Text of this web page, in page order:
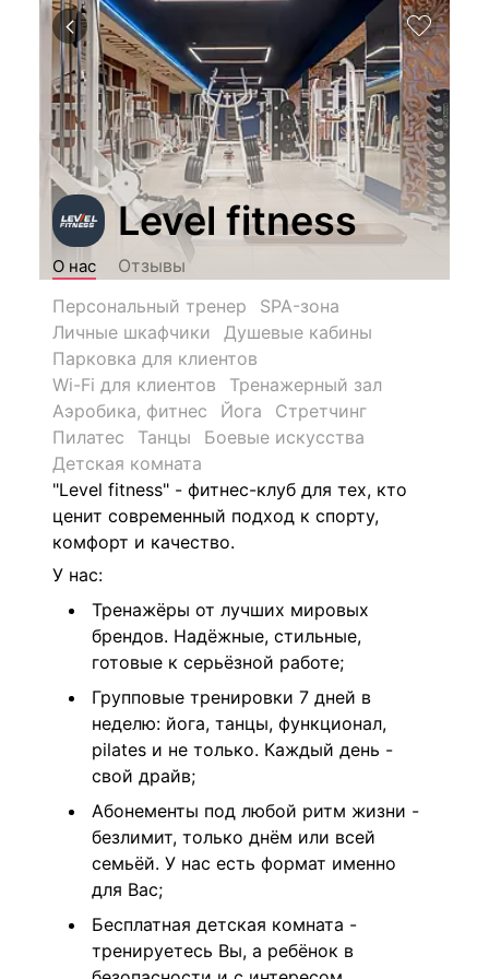
Level fitness
О нас
Отзывы
Персональный тренер
SPA-зона
Личные шкафчики
Душевые кабины
Парковка для клиентов
Wi-Fi для клиентов
Тренажерный зал
Аэробика, фитнес
Йога
Стретчинг
Пилатес
Танцы
Боевые искусства
Детская комната
"Level fitness" - фитнес-клуб для тех, кто
ценит современный подход к спорту,
комфорт и качество.
У нас:
Тренажёры от лучших мировых
брендов. Надёжные, стильные,
готовые к серьёзной работе;
Групповые тренировки 7 дней в
неделю: йога, танцы, функционал,
pilates и не только. Каждый день -
свой драйв;
Абонементы под любой ритм жизни -
безлимит, только днём или всей
семьёй. У нас есть формат именно
для Вас;
Бесплатная детская комната -
тренируетесь Вы, а ребёнок в